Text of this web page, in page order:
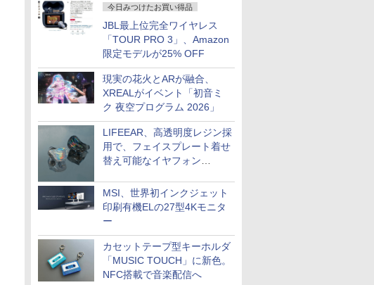
今日みつけたお買い得品
JBL最上位完全ワイヤレス
「TOUR PRO 3」、Amazon
限定モデルが25% OFF
現実の花火とARが融合、
XREALがイベント「初音ミ
ク 夜空プログラム 2026」
LIFEEAR、高透明度レジン採
用で、フェイスプレート着せ
替え可能なイヤフォン
MSI、世界初インクジェット
印刷有機ELの27型4Kモニタ
ー
カセットテープ型キーホルダ
「MUSIC TOUCH」に新色。
NFC搭載で音楽配信へ